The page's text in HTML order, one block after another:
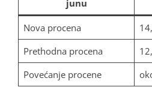
junu
Nova procena
Prethodna procena
Povećanje procene